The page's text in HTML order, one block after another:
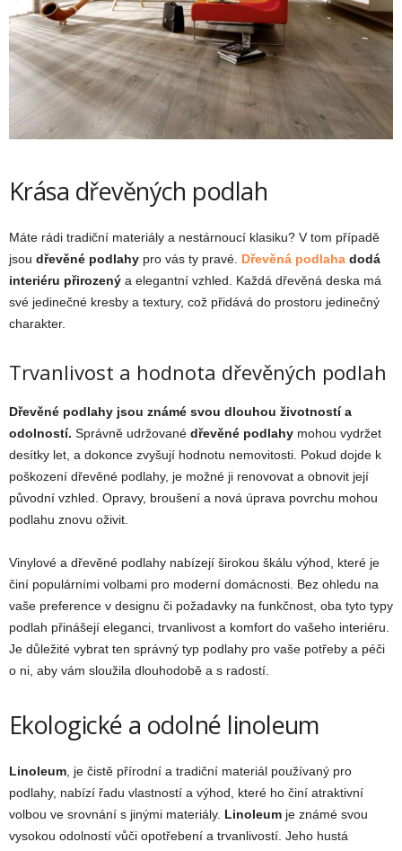
Krása dřevěných podlah
Máte rádi tradiční materiály a nestárnoucí klasiku? V tom případě
jsou dřevěné podlahy pro vás ty pravé. Dřevěná podlaha dodá
interiéru přirozený a elegantní vzhled. Každá dřevěná deska má
své jedinečné kresby a textury, což přidává do prostoru jedinečný
charakter.
Trvanlivost a hodnota dřevěných podlah
Dřevěné podlahy jsou známé svou dlouhou životností a
odolností. Správně udržované dřevěné podlahy mohou vydržet
desítky let, a dokonce zvyšují hodnotu nemovitosti. Pokud dojde k
poškození dřevěné podlahy, je možné ji renovovat a obnovit její
původní vzhled. Opravy, broušení a nová úprava povrchu mohou
podlahu znovu oživit.
Vinylové a dřevěné podlahy nabízejí širokou škálu výhod, které je
činí populárními volbami pro moderní domácnosti. Bez ohledu na
vaše preference v designu či požadavky na funkčnost, oba tyto typy
podlah přinášejí eleganci, trvanlivost a komfort do vašeho interiéru.
Je důležité vybrat ten správný typ podlahy pro vaše potřeby a péči
o ni, aby vám sloužila dlouhodobě a s radostí.
Ekologické a odolné linoleum
Linoleum, je čistě přírodní a tradiční materiál používaný pro
podlahy, nabízí řadu vlastností a výhod, které ho činí atraktivní
volbou ve srovnání s jinými materiály. Linoleum je známé svou
vysokou odolností vůči opotřebení a trvanlivostí. Jeho hustá